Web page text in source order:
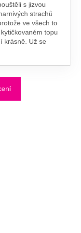
s jizvou
strachů
ve všech to
topu
krásně. Už se